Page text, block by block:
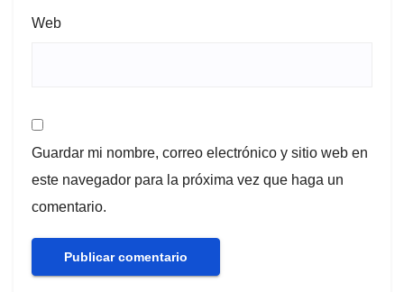
Web
Guardar mi nombre, correo electrónico y sitio web en
este navegador para la próxima vez que haga un
comentario.